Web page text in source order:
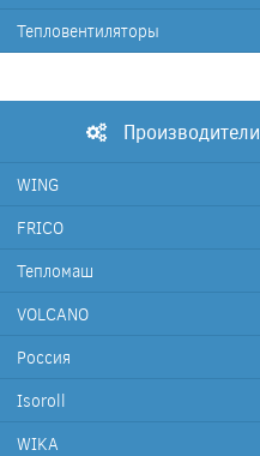
Тепловентиляторы
Производители
WING
FRICO
Тепломаш
VOLCANO
Россия
Isoroll
WIKA